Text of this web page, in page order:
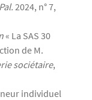
2024, n° 7,
« La SAS 30
de M.
sociétaire,
individuel